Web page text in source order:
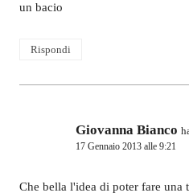
un bacio
Rispondi
Giovanna Bianco
17 Gennaio 2013 alle 9:21
Che bella l'idea di poter fare una